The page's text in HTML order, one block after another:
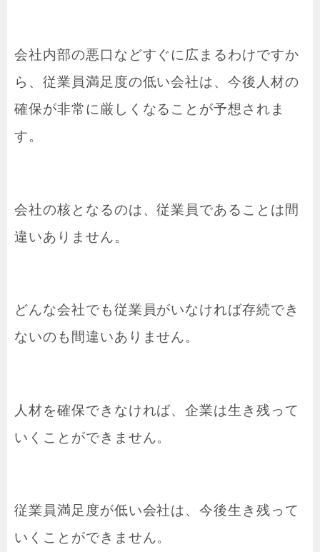
会社内部の悪口などすぐに広まるわけですか
ら、従業員満足度の低い会社は、今後人材の
確保が非常に厳しくなることが予想されま
す。
会社の核となるのは、従業員であることは間
違いありません。
どんな会社でも従業員がいなければ存続でき
ないのも間違いありません。
人材を確保できなければ、企業は生き残って
いくことができません。
従業員満足度が低い会社は、今後生き残って
いくことができません。